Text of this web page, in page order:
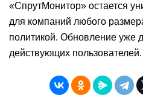
«СпрутМонитор» остается
для компаний любого
политикой. Обновление уже
действующих пользователей.